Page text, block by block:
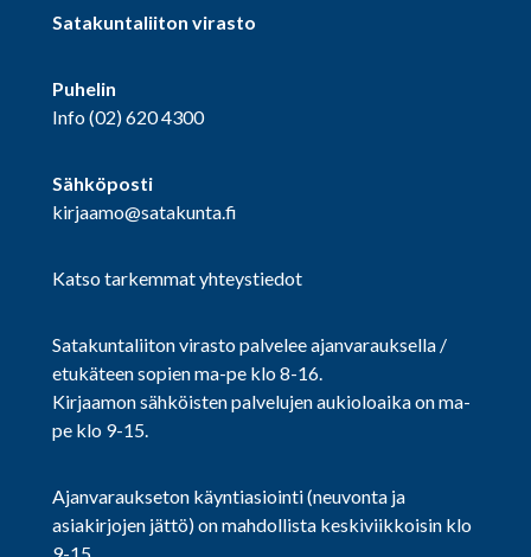
Satakuntaliiton virasto
Puhelin
Info(02) 620 4300
Sähköposti
kirjaamo@satakunta.fi
Katso tarkemmat yhteystiedot
Satakuntaliiton virasto palvelee ajanvarauksella /
etukäteen sopien ma-pe klo 8-16.
Kirjaamon sähköisten palvelujen aukioloaika on ma-
pe klo 9-15.
Ajanvaraukseton käyntiasiointi (neuvonta ja
asiakirjojen jättö) on mahdollista keskiviikkoisin klo